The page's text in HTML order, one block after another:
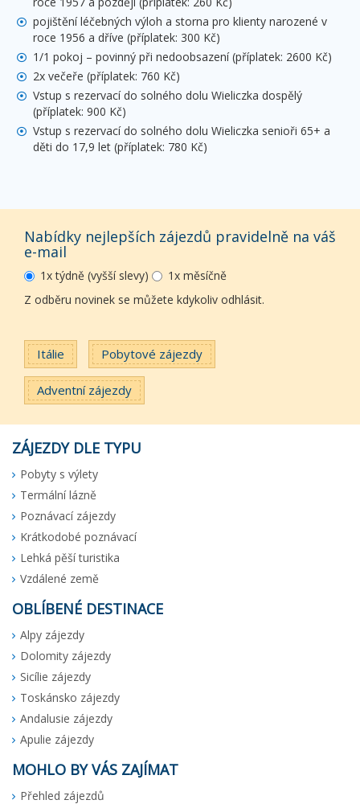
pojištění léčebných výloh a storna pro klienty narozené v
roce 1956 a dříve (příplatek: 300 Kč)
1/1 pokoj – povinný při nedoobsazení (příplatek: 2600 Kč)
2x večeře (příplatek: 760 Kč)
Vstup s rezervací do solného dolu Wieliczka dospělý
(příplatek: 900 Kč)
Vstup s rezervací do solného dolu Wieliczka senioři 65+ a
děti do 17,9 let (příplatek: 780 Kč)
Nabídky nejlepších zájezdů pravidelně na váš
e-mail
1x týdně (vyšší slevy)
1x měsíčně
Z odběru novinek se můžete kdykoliv odhlásit.
Itálie Pobytové zájezdy
Adventní zájezdy
ZÁJEZDY DLE TYPU
Pobyty s výlety
Termální lázně
Poznávací zájezdy
Krátkodobé poznávací
Lehká pěší turistika
Vzdálené země
OBLÍBENÉ DESTINACE
Alpy zájezdy
Dolomity zájezdy
Sicílie zájezdy
Toskánsko zájezdy
Andalusie zájezdy
Apulie zájezdy
MOHLO BY VÁS ZAJÍMAT
Přehled zájezdů